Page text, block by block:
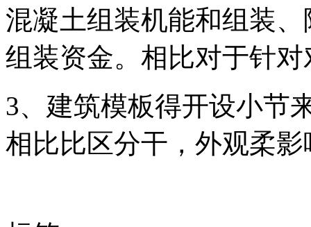
混凝土组装机能和组装
组装资金。相比对于针
3、建筑模板得开设小节
相比比区分干，外观柔